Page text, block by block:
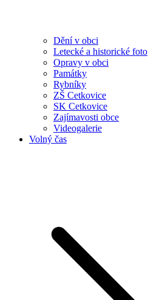
Dění v obci
Letecké a historické foto
Opravy v obci
Památky
Rybníky
ZŠ Cetkovice
SK Cetkovice
Zajímavosti obce
Videogalerie
Volný čas